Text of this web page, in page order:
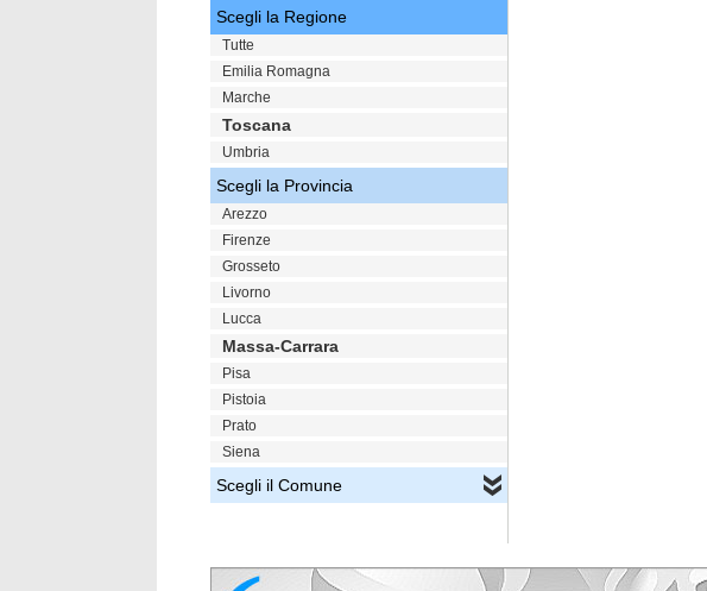
Scegli la Regione
Tutte
Emilia Romagna
Marche
Toscana
Umbria
Scegli la Provincia
Arezzo
Firenze
Grosseto
Livorno
Lucca
Massa-Carrara
Pisa
Pistoia
Prato
Siena
Scegli il Comune